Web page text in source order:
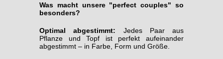
Was macht unsere "perfect couples" so
besonders?
Optimal abgestimmt: Jedes Paar aus
Pflanze und Topf ist perfekt aufeinander
abgestimmt – in Farbe, Form und Größe.